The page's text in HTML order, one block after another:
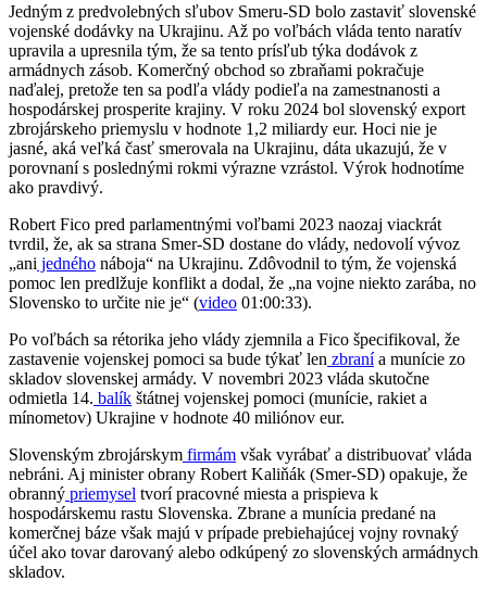
Jedným z predvolebných sľubov Smeru-SD bolo zastaviť slovenské
vojenské dodávky na Ukrajinu. Až po voľbách vláda tento naratív
upravila a upresnila tým, že sa tento prísľub týka dodávok z
armádnych zásob. Komerčný obchod so zbraňami pokračuje
naďalej, pretože ten sa podľa vlády podieľa na zamestnanosti a
hospodárskej prosperite krajiny. V roku 2024 bol slovenský export
zbrojárskeho priemyslu v hodnote 1,2 miliardy eur. Hoci nie je
jasné, aká veľká časť smerovala na Ukrajinu, dáta ukazujú, že v
porovnaní s poslednými rokmi výrazne vzrástol. Výrok hodnotíme
ako pravdivý.
Robert Fico pred parlamentnými voľbami 2023 naozaj viackrát
tvrdil, že, ak sa strana Smer-SD dostane do vlády, nedovolí vývoz
„ani jedného náboja“ na Ukrajinu. Zdôvodnil to tým, že vojenská
pomoc len predlžuje konflikt a dodal, že „na vojne niekto zarába, no
Slovensko to určite nie je“ (video 01:00:33).
Po voľbách sa rétorika jeho vlády zjemnila a Fico špecifikoval, že
zastavenie vojenskej pomoci sa bude týkať len zbranía munície zo
skladov slovenskej armády. V novembri 2023 vláda skutočne
odmietla 14. balík štátnej vojenskej pomoci (munície, rakiet a
mínometov) Ukrajine v hodnote 40 miliónov eur.
Slovenským zbrojárskym firmám však vyrábať a distribuovať vláda
nebráni. Aj minister obrany Robert Kaliňák (Smer-SD) opakuje, že
obranný priemysel tvorí pracovné miesta a prispieva k
hospodárskemu rastu Slovenska. Zbrane a munícia predané na
komerčnej báze však majú v prípade prebiehajúcej vojny rovnaký
účel ako tovar darovaný alebo odkúpený zo slovenských armádnych
skladov.